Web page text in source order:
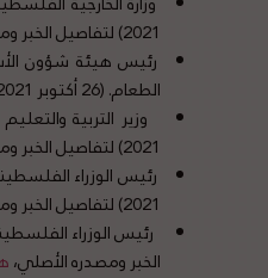
2021) لتفاصيل الخبر ومصدره الأصلي،
رئيس هيئة شؤون
الطعام. (26 أكتوبر 2021) لتفاصيل الخبر ومصدره الأصلي،
2021) لتفاصيل الخبر ومصدره الأصلي،
2021) لتفاصيل الخبر ومصدره الأصلي،
الخبر ومصدره الأصلي،